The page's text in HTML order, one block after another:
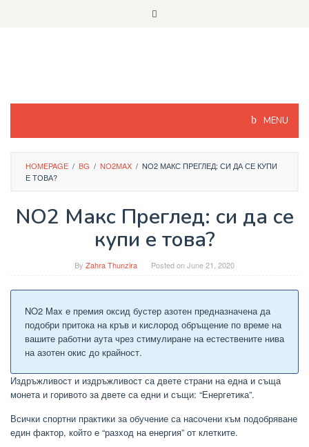
MENU
HOMEPAGE / BG / NO2MAX / NO2 МАКС ПРЕГЛЕД: СИ ДА СЕ КУПИ
Е ТОВА?
NO2 Макс Преглед: си да се
купи е това?
By Zahra Thunzira Posted onJune 21, 2020
NO2 Max е премия оксид бустер азотен предназначена да
подобри притока на кръв и кислород обръщение по време на
вашите работни аута чрез стимулиране на естествените нива
на азотен окис до крайност.
Издръжливост и издръжливост са двете страни на една и съща
монета и горивото за двете са едни и същи: “Енергетика”.
Всички спортни практики за обучение са насочени към подобряване
един фактор, който е “разход на енергия” от клетките.